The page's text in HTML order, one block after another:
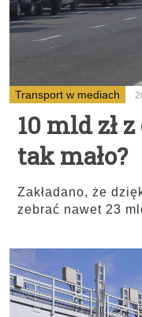
Transport w mediach
10 mld zł
tak mało?
Zakładano, że
zebrać nawet 23